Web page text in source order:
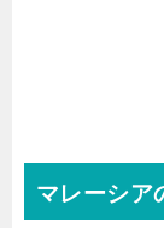
マレーシア